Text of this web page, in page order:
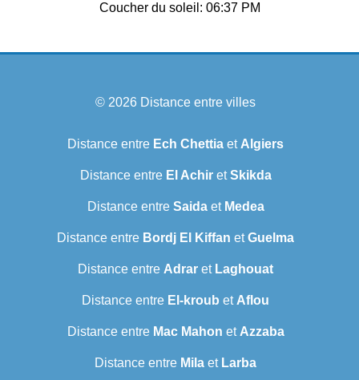
Coucher du soleil: 06:37 PM
© 2026 Distance entre villes
Distance entre Ech Chettia et Algiers
Distance entre El AchiretSkikda
Distance entre Saidaet Medea
Distance entre Bordj El Kiffan etGuelma
Distance entre Adrar et Laghouat
Distance entre El-kroub et Aflou
Distance entre Mac Mahon et Azzaba
Distance entre Mila et Larba